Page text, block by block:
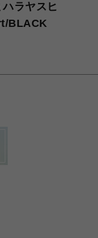
ラヤスヒ
BLACK